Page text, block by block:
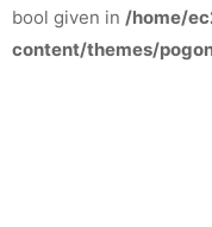
bool given in /home/
content/themes/